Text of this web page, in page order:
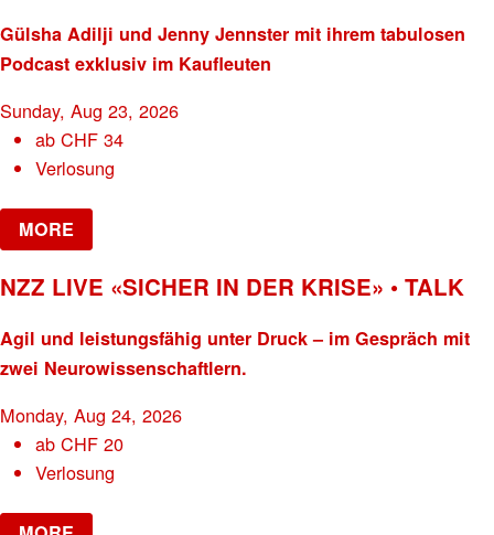
Gülsha Adilji und Jenny Jennster mit ihrem tabulosen
Podcast exklusiv im Kaufleuten
Sunday, Aug 23, 2026
abCHF 34
Verlosung
MORE
NZZ LIVE «SICHER IN DER KRISE» • TALK
Agil und leistungsfähig unter Druck – im Gespräch mit
zwei Neurowissenschaftlern.
Monday, Aug 24, 2026
abCHF 20
Verlosung